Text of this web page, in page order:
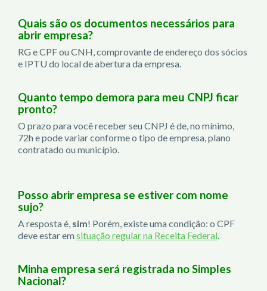
Quais são os documentos necessários para
abrir empresa?
RG e CPF ou CNH, comprovante de endereço dos sócios
e IPTU do local de abertura da empresa.
Quanto tempo demora para meu CNPJ ficar
pronto?
O prazo para você receber seu CNPJ é de, no mínimo,
72h e pode variar conforme o tipo de empresa, plano
contratado ou município.
Posso abrir empresa se estiver com nome
sujo?
A resposta é, sim! Porém, existe uma condição: o CPF
deve estar emsituação regular na Receita Federal.
Minha empresa será registrada no Simples
Nacional?